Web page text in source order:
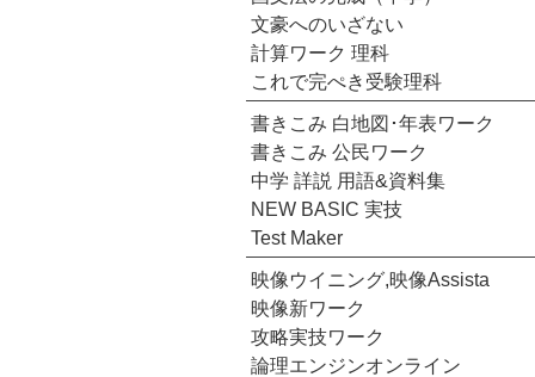
文豪へのいざない
計算ワーク 理科
これで完ぺき受験理科
書きこみ 白地図･年表ワーク
書きこみ 公民ワーク
中学 詳説 用語&資料集
NEW BASIC 実技
Test Maker
映像ウイニング,映像Assista
映像新ワーク
攻略実技ワーク
論理エンジンオンライン